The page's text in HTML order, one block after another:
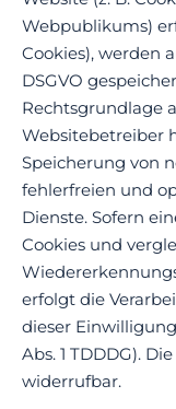
Webpublikums)
Cookies), werden
DSGVO
Rechtsgrundlage
Websitebetreiber
Speicherung von
fehlerfreien und
Dienste. Sofern
Cookies und
erfolgt die
dieser Einwilligung
Abs. 1 TDDDG).
widerrufbar.